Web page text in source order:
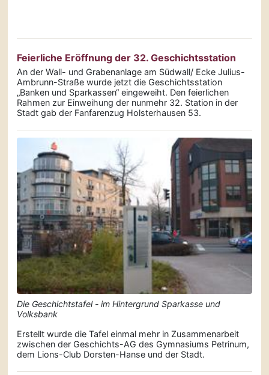
Feierliche Eröffnung der 32. Geschichts­station
An der Wall- und Grabenanlage am Südwall/ Ecke Julius-
Ambrunn-Straße wurde jetzt die Geschichtsstation
„Banken und Sparkassen“ eingeweiht. Den feierlichen
Rahmen zur Einweihung der nunmehr 32. Station in der
Stadt gab der Fanfarenzug Holsterhausen 53.
Die Geschichtstafel - im Hintergrund Sparkasse und
Volksbank
Erstellt wurde die Tafel einmal mehr in Zusammenarbeit
zwischen der Geschichts-AG des Gymnasiums Petrinum,
dem Lions-Club Dorsten-Hanse und der Stadt.